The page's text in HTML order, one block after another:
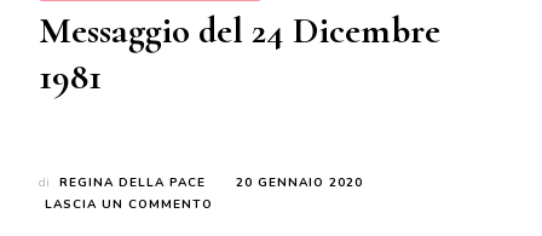
Messaggio del 24 Dicembre
1981
di REGINA DELLA PACE
20 GENNAIO 2020
LASCIA UN COMMENTO